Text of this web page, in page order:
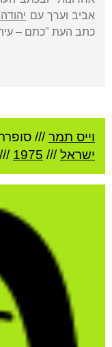
אביב וערך עם יהודה
כתב העת "כתם –
וייס תמר///
ישראל///
1975
///